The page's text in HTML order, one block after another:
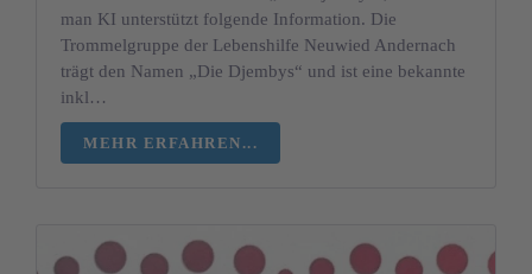
man KI unterstützt folgende Information. Die
Trommelgruppe der Lebenshilfe Neuwied Andernach
trägt den Namen „Die Djembys“ und ist eine bekannte
inkl…
MEHR ERFAHREN...